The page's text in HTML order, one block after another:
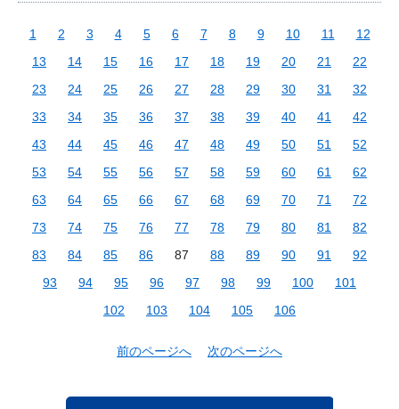
1 2 3 4 5 6 7 8 9 10 11
12
13
14 15 16 17 18 19 20 21
22
23
24 25 26 27 28 29 30 31
32
33
34 35 36 37 38 39 40 41
42
43
44 45 46 47 48 49 50 51
52
53
54 55 56 57 58 59 60 61
62
63
64 65 66 67 68 69 70 71
72
73
74 75 76 77 78 79 80 81
82
83
84 85 86 87 88 89 90 91
92
93
94 95 96 97 98 99 100
101
102
103 104 105 106
前のページへ 次のページへ